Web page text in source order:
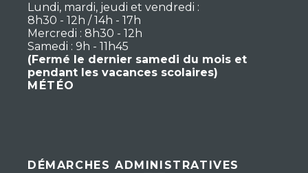
Lundi, mardi, jeudi et vendredi :
8h30 - 12h / 14h - 17h
Mercredi : 8h30 - 12h
Samedi : 9h - 11h45
(Fermé le dernier samedi du mois et
pendant les vacances scolaires)
MÉTÉO
DÉMARCHES ADMINISTRATIVES